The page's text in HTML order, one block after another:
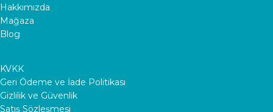
Hakkımızda
Mağaza
Blog
KVKK
Geri Ödeme ve İade Politikası
Gizlilik ve Güvenlik
Satış Sözleşmesi